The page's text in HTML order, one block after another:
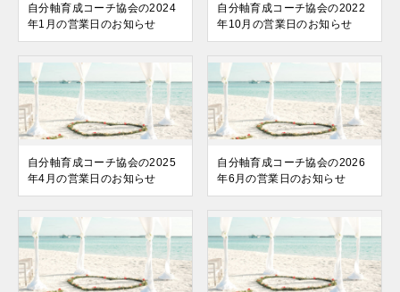
自分軸育成コーチ協会の2024
年1月の営業日のお知らせ
自分軸育成コーチ協会の2022
年10月の営業日のお知らせ
自分軸育成コーチ協会の2025
年4月の営業日のお知らせ
自分軸育成コーチ協会の2026
年6月の営業日のお知らせ